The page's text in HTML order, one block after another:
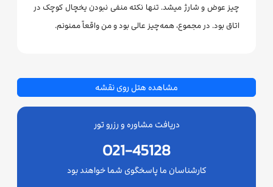
چیز عوض و شارژ میشد. تنها نکته منفی نبودن یخچال کوچک در
اتاق بود. در مجموع، همه‌چیز عالی بود و من واقعاً ممنونم.
مشاهده هتل روی نقشه
دریافت مشاوره و رزرو تور
021-45128
کارشناسان ما پاسخگوی شما خواهند بود